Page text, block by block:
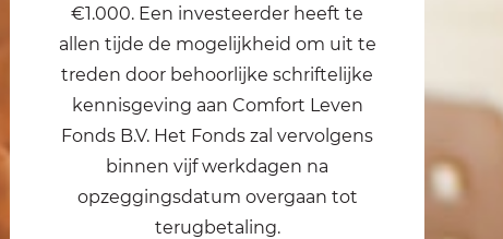
€1.000. Een investeerder heeft te
allen tijde de mogelijkheid om uit te
treden door behoorlijke schriftelijke
kennisgeving aan Comfort Leven
Fonds B.V. Het Fonds zal vervolgens
binnen vijf werkdagen na
opzeggingsdatum overgaan tot
terugbetaling.